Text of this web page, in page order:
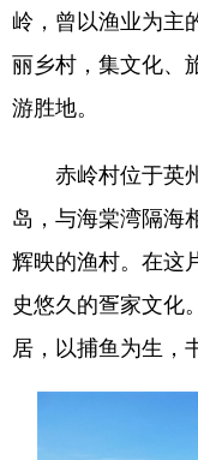
岭，曾以渔业为主
丽乡村，集文化、
游胜地。
赤岭村位于英州
岛，与海棠湾隔海
辉映的渔村。在这
史悠久的疍家文化
居，以捕鱼为生，